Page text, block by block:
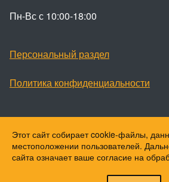
Пн-Вс с 10:00-18:00
Персональный раздел
Политика конфиденциальности
Наверх
© Ваши
Этот сайт собирает cookie-файлы,
местоположении пользователей.
сайта означает ваше согласие на